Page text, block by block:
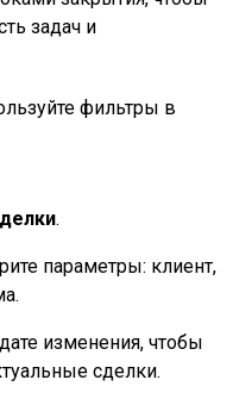
задач и
фильтры в
.
параметры: клиент,
изменения, чтобы
сделки.